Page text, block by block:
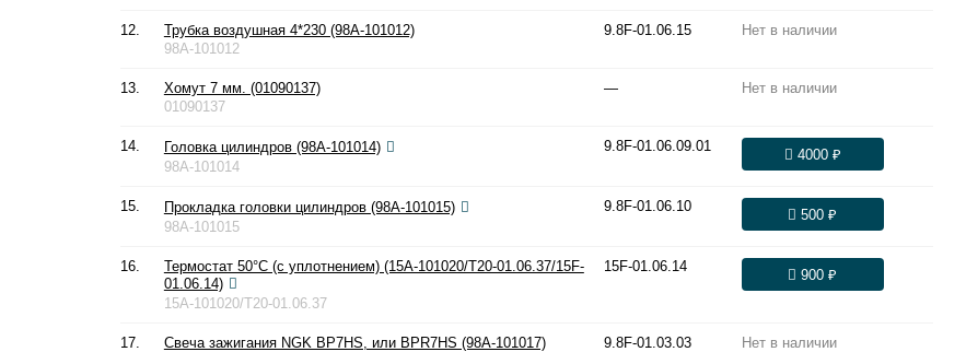
12.
Трубка воздушная 4*230 (98A-101012)
98A-101012
9.8F-01.06.15 Нет в наличии
13.
Хомут 7 мм. (01090137)
01090137
— Нет в наличии
14.
Головка цилиндров (98A-101014)
98A-101014
9.8F-01.06.09.01
4000 ₽
15.
Прокладка головки цилиндров (98A-101015)
98A-101015
9.8F-01.06.10
500 ₽
16.
Термостат 50°С (с уплотнением) (15A-101020/T20-01.06.37/15F-
01.06.14)
15A-101020/T20-01.06.37
15F-01.06.14
900 ₽
17.
Свеча зажигания NGK BP7HS, или BPR7HS (98A-101017)
9.8F-01.03.03 Нет в наличии